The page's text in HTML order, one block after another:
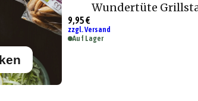
Wundertüte
9,95 €
zzgl. Versand
Auf Lager